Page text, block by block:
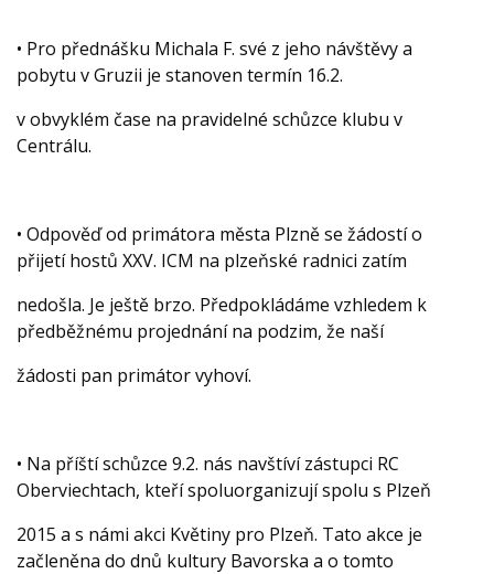
• Pro přednášku Michala F. své z jeho návštěvy a
pobytu v Gruzii je stanoven termín 16.2.
v obvyklém čase na pravidelné schůzce klubu v
Centrálu.
• Odpověď od primátora města Plzně se žádostí o
přijetí hostů XXV. ICM na plzeňské radnici zatím
nedošla. Je ještě brzo. Předpokládáme vzhledem k
předběžnému projednání na podzim, že naší
žádosti pan primátor vyhoví.
• Na příští schůzce 9.2. nás navštíví zástupci RC
Oberviechtach, kteří spoluorganizují spolu s Plzeň
2015 a s námi akci Květiny pro Plzeň. Tato akce je
začleněna do dnů kultury Bavorska a o tomto